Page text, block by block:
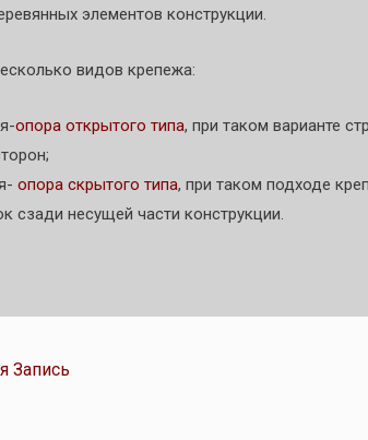
элементов конструкции.
видов крепежа:
опора открытого типа, при таком варианте
опора скрытого типа, при таком подходе
сзади несущей части конструкции.
Запись